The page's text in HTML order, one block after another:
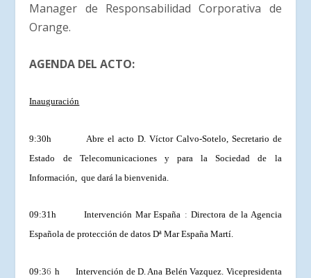
Manager de Responsabilidad Corporativa de
Orange.
AGENDA DEL ACTO:
Inauguración
9:30h Abre el acto D. Víctor Calvo-Sotelo, Secretario de
Estado de Telecomunicaciones y para la Sociedad de la
Información, que dará la bienvenida.
09:31h Intervención Mar España : Directora de la Agencia
Española de protección de datos Dª Mar España Martí.
09:36 h Intervención de D. Ana Belén Vazquez. Vicepresidenta